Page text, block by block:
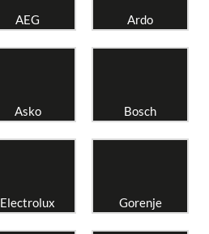
AEG Ardo
Asko Bosch
Electrolux Gorenje